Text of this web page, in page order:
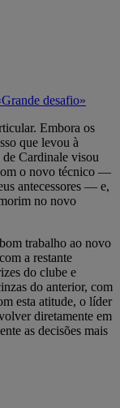
desafio»
Embora os
que levou à
de Cardinale visou
o novo técnico —
antecessores — e,
no novo
trabalho ao novo
a restante
do clube e
do anterior, com
esta atitude, o líder
diretamente em
as decisões mais